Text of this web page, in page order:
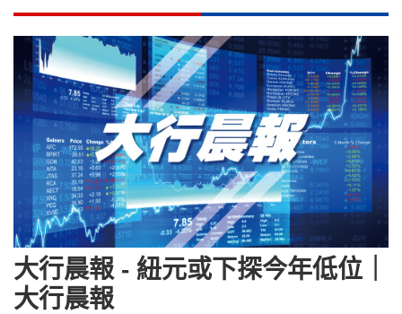
大行晨報 - 紐元或下探今年低位｜
大行晨報